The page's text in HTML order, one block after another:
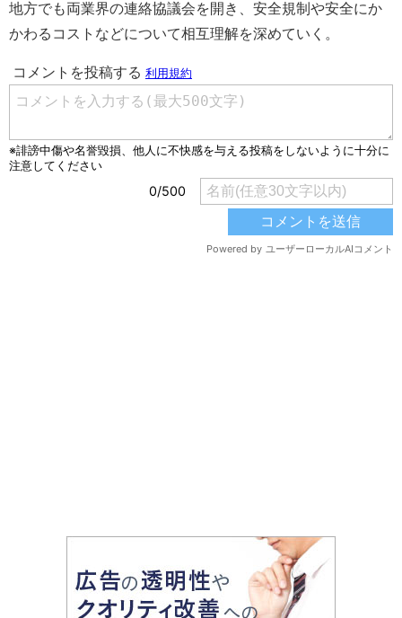
地方でも両業界の連絡協議会を開き、安全規制や安全にか
かわるコストなどについて相互理解を深めていく。